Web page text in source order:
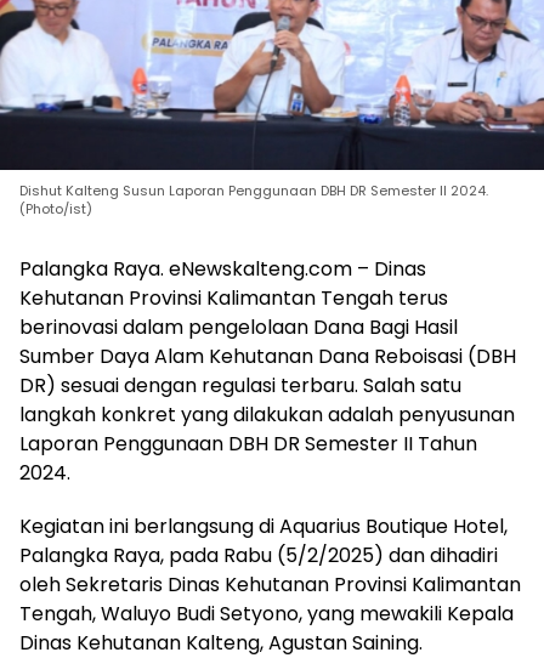
Dishut Kalteng Susun Laporan Penggunaan DBH DR Semester II 2024.
(Photo/ist)
Palangka Raya. eNewskalteng.com – Dinas
Kehutanan Provinsi Kalimantan Tengah terus
berinovasi dalam pengelolaan Dana Bagi Hasil
Sumber Daya Alam Kehutanan Dana Reboisasi (DBH
DR) sesuai dengan regulasi terbaru. Salah satu
langkah konkret yang dilakukan adalah penyusunan
Laporan Penggunaan DBH DR Semester II Tahun
2024.
Kegiatan ini berlangsung di Aquarius Boutique Hotel,
Palangka Raya, pada Rabu (5/2/2025) dan dihadiri
oleh Sekretaris Dinas Kehutanan Provinsi Kalimantan
Tengah, Waluyo Budi Setyono, yang mewakili Kepala
Dinas Kehutanan Kalteng, Agustan Saining.